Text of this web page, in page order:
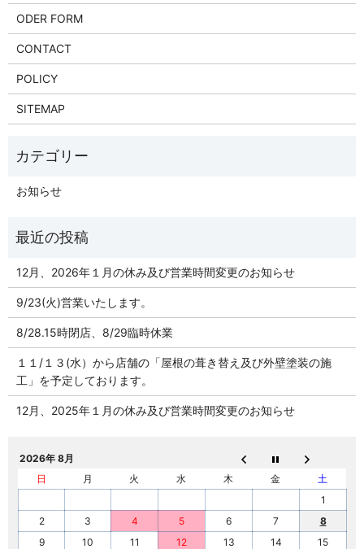
ODER FORM
CONTACT
POLICY
SITEMAP
お知らせ
12月、2026年１月の休み及び営業時間変更のお知らせ
9/23(火)営業いたします。
8/28.15時閉店、8/29臨時休業
１１/１３(水）から店舗の「屋根の葺き替え及び外壁塗装の施
工」を予定しております。
12月、2025年１月の休み及び営業時間変更のお知らせ
2026年 8月
日
月 火 水 木 金
土
1
2
3 4 5 6 7
8
9
10 11 12 13 14
15